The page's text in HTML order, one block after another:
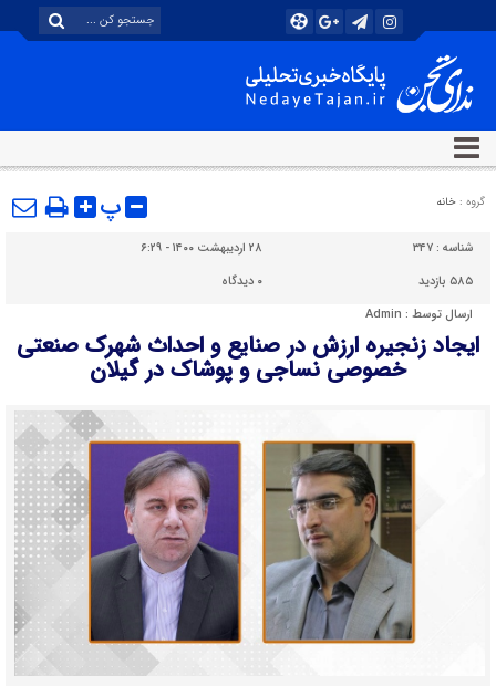
گروه : خانه پ
شناسه : ۳۴۷
۲۸ اردیبهشت ۱۴۰۰ - ۶:۲۹
۵۸۵ بازدید
۰ دیدگاه
ارسال توسط : Admin
ایجاد زنجیره ارزش در صنایع و احداث شهرک صنعتی
خصوصی نساجی و پوشاک در گیلان